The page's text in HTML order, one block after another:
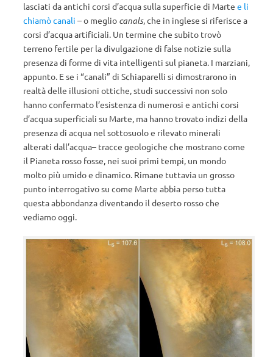
lasciati da antichi corsi d’acqua sulla superficie di Marte e li
chiamò canali – o meglio canals, che in inglese si riferisce a
corsi d’acqua artificiali. Un termine che subito trovò
terreno fertile per la divulgazione di false notizie sulla
presenza di forme di vita intelligenti sul pianeta. I marziani,
appunto. E se i “canali” di Schiaparelli si dimostrarono in
realtà delle illusioni ottiche, studi successivi non solo
hanno confermato l’esistenza di numerosi e antichi corsi
d’acqua superficiali su Marte, ma hanno trovato indizi della
presenza di acqua nel sottosuolo e rilevato minerali
alterati dall’acqua– tracce geologiche che mostrano come
il Pianeta rosso fosse, nei suoi primi tempi, un mondo
molto più umido e dinamico. Rimane tuttavia un grosso
punto interrogativo su come Marte abbia perso tutta
questa abbondanza diventando il deserto rosso che
vediamo oggi.